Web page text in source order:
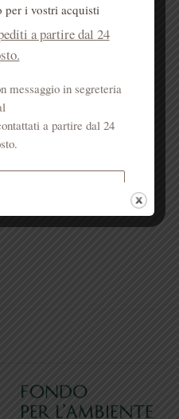
per i vostri acquisti
a partire dal 24
messaggio in segreteria
a partire dal 24
a € 50